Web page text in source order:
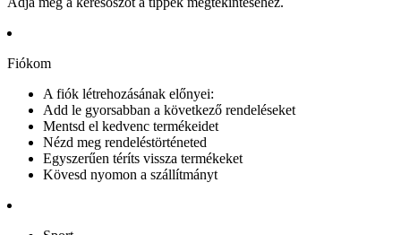
Fiókom
A fiók létrehozásának előnyei:
Add le gyorsabban a következő rendeléseket
Mentsd el kedvenc termékeidet
Nézd meg rendeléstörténeted
Egyszerűen téríts vissza termékeket
Kövesd nyomon a szállítmányt